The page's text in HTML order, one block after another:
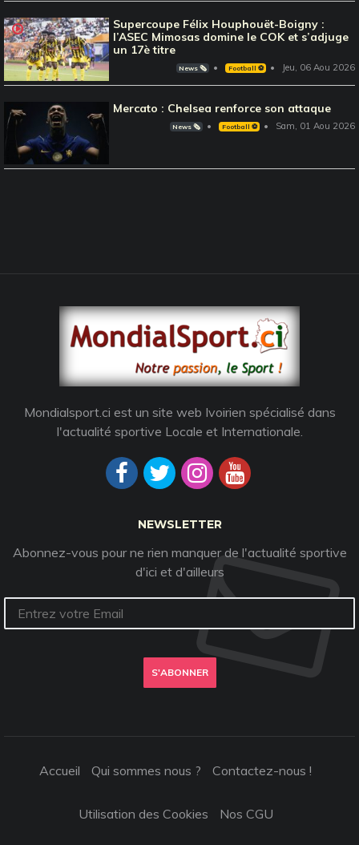
Supercoupe Félix Houphouët-Boigny :
l’ASEC Mimosas domine le COK et s’adjuge
un 17è titre
News 🗞️ Football ⚽️ Jeu, 06 Aou 2026
Mercato : Chelsea renforce son attaque
News 🗞️ Football ⚽️ Sam, 01 Aou 2026
Mondialsport.ci est un site web Ivoirien spécialisé dans
l'actualité sportive Locale et Internationale.
NEWSLETTER
Abonnez-vous pour ne rien manquer de l'actualité sportive
d'ici et d'ailleurs
S'ABONNER
Accueil Qui sommes nous ? Contactez-nous !
Utilisation des Cookies Nos CGU